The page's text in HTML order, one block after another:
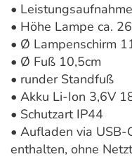
•
• Höhe Lampe ca.
• Ø Lampenschirm
• Ø Fuß 10,5cm
• runder Standfuß
• Akku Li-Ion 3,6V
• Schutzart IP44
• Aufladen via
enthalten, ohne